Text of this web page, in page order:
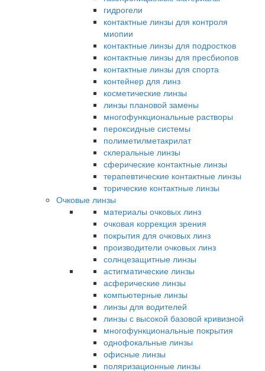
гидрогели
контактные линзы для контроля
миопии
контактные линзы для подростков
контактные линзы для пресбиопов
контактные линзы для спорта
контейнер для линз
косметические линзы
линзы плановой замены
многофункциональные растворы
пероксидные системы
полиметилметакрилат
склеральные линзы
сферические контактные линзы
терапевтические контактные линзы
торические контактные линзы
Очковые линзы
материалы очковых линз
очковая коррекция зрения
покрытия для очковых линз
производители очковых линз
солнцезащитные линзы
астигматические линзы
асферические линзы
компьютерные линзы
линзы для водителей
линзы с высокой базовой кривизной
многофункциональные покрытия
однофокальные линзы
офисные линзы
поляризационные линзы